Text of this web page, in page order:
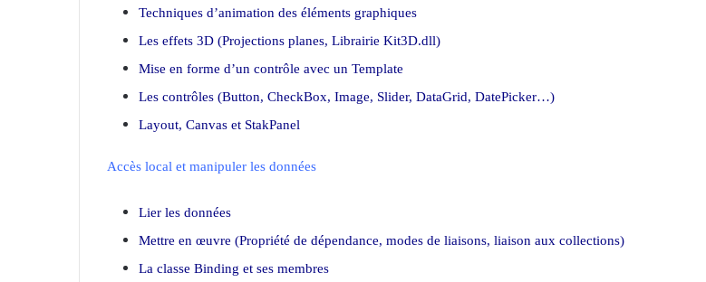
Techniques d’animation des éléments graphiques
Les effets 3D (Projections planes, Librairie Kit3D.dll)
Mise en forme d’un contrôle avec un Template
Les contrôles (Button, CheckBox, Image, Slider, DataGrid, DatePicker…)
Layout, Canvas et StakPanel
Accès local et manipuler les données
Lier les données
Mettre en œuvre (Propriété de dépendance, modes de liaisons, liaison aux collections)
La classe Binding et ses membres